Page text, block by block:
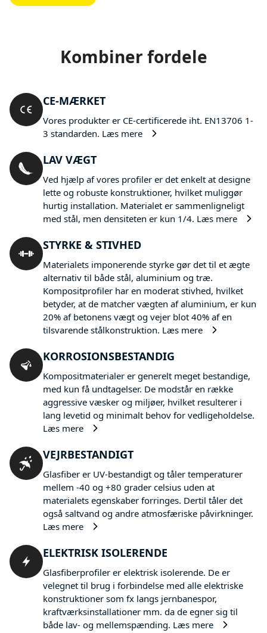
Kombiner fordele
CE-MÆRKET
Vores produkter er CE-certificerede iht. EN13706 1-
3 standarden. Læs mere
LAV VÆGT
Ved hjælp af vores profiler er det enkelt at designe
lette og robuste konstruktioner, hvilket muliggør
hurtig installation. Materialet er sammenligneligt
med stål, men densiteten er kun 1/4. Læs mere
STYRKE & STIVHED
Materialets imponerende styrke gør det til et ægte
alternativ til både stål, aluminium og træ.
Kompositprofiler har en moderat stivhed, hvilket
betyder, at de matcher vægten af aluminium, er kun
20% af betonens vægt og vejer blot 40% af en
tilsvarende stålkonstruktion. Læs mere
KORROSIONSBESTANDIG
Kompositmaterialer er generelt meget bestandige,
med kun få undtagelser. De modstår en række
aggressive væsker og miljøer, hvilket resulterer i
lang levetid og minimalt behov for vedligeholdelse.
Læs mere
VEJRBESTANDIGT
Glasfiber er UV-bestandigt og tåler temperaturer
mellem -40 og +80 grader celsius uden at
materialets egenskaber forringes. Dertil tåler det
også saltvand og andre atmosfæriske påvirkninger.
Læs mere
ELEKTRISK ISOLERENDE
Glasfiberprofiler er elektrisk isolerende. De er
velegnet til brug i forbindelse med alle elektriske
konstruktioner som fx langs jernbanespor,
kraftværksinstallationer mm. da de egner sig til
både lav- og mellemspænding. Læs mere